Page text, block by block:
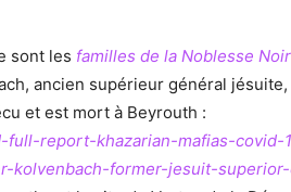
sont les familles de la Noblesse
ancien supérieur général jésuite,
et est mort à Beyrouth :
report-khazarian-mafias-covid-
kolvenbach-former-jesuit-